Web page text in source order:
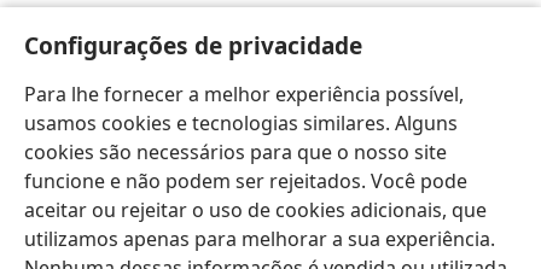
Configurações de privacidade
Para lhe fornecer a melhor experiência possível,
usamos cookies e tecnologias similares. Alguns
cookies são necessários para que o nosso site
funcione e não podem ser rejeitados. Você pode
aceitar ou rejeitar o uso de cookies adicionais, que
utilizamos apenas para melhorar a sua experiência.
75 E Pedro se lembrou do que Jesus tinha dito:
“Antes de o galo cantar, você me negará três vezes.”
Então ele saiu e chorou amargamente.
Português (Brasil) Compartilhar Preferências